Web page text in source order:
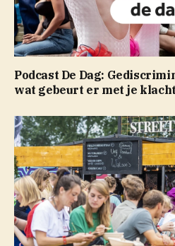
Podcast De Dag:
wat gebeurt er met je